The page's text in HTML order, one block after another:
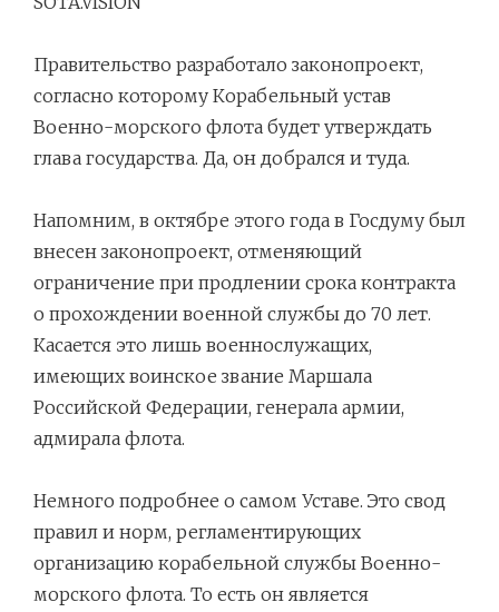
Правительство разработало законопроект,
согласно которому Корабельный устав
Военно-морского флота будет утверждать
глава государства. Да, он добрался и туда.
Напомним, в октябре этого года в Госдуму был
внесен законопроект, отменяющий
ограничение при продлении срока контракта
о прохождении военной службы до 70 лет.
Касается это лишь военнослужащих,
имеющих воинское звание Маршала
Российской Федерации, генерала армии,
адмирала флота.
Немного подробнее о самом Уставе. Это свод
правил и норм, регламентирующих
организацию корабельной службы Военно-
морского флота. То есть он является
Навигация
по
записям